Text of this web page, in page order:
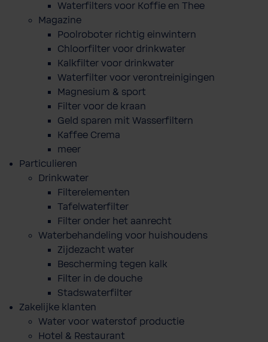
Waterfilters voor Koffie en Thee
Magazine
Poolroboter richtig einwintern
Chloorfilter voor drinkwater
Kalkfilter voor drinkwater
Waterfilter voor verontreinigingen
Magnesium & sport
Filter voor de kraan
Geld sparen mit Wasserfiltern
Kaffee Crema
meer
Particulieren
Drinkwater
Filterelementen
Tafelwaterfilter
Filter onder het aanrecht
Waterbehandeling voor huishoudens
Zijdezacht water
Bescherming tegen kalk
Filter in de douche
Stadswaterfilter
Zakelijke klanten
Water voor waterstof productie
Hotel & Restaurant